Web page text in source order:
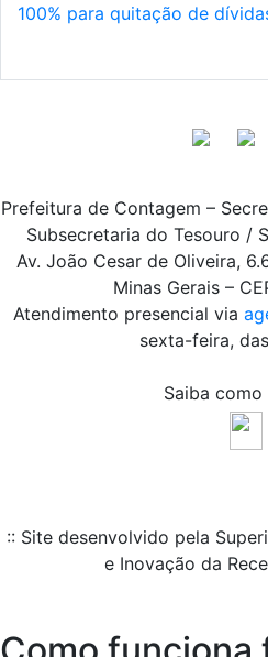
100% para quitação de
Prefeitura de Contagem –
Subsecretaria do Tesouro /
Av. João Cesar de Oliveira,
Minas Gerais –
Atendimento presencial via
sexta-feira,
Saiba como
:: Site desenvolvido pela
e Inovação da